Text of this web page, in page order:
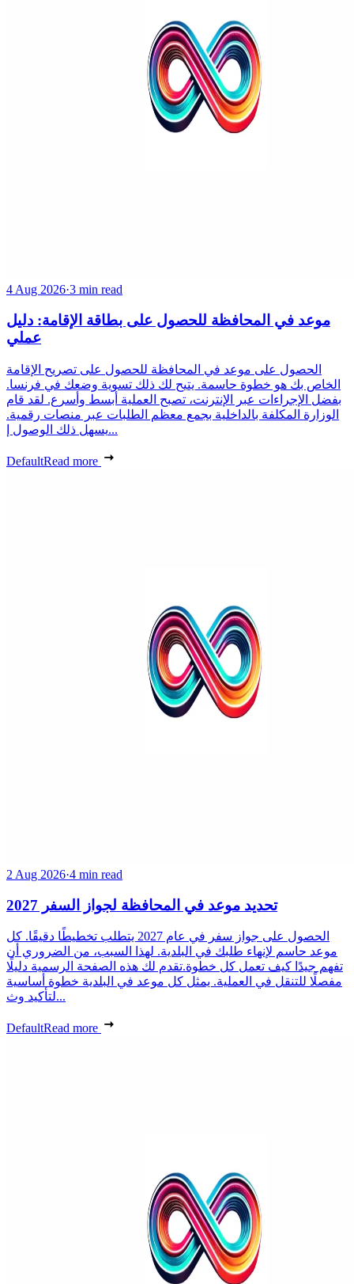
4 Aug 2026·3 min read
موعد في المحافظة للحصول على بطاقة الإقامة: دليل
عملي
الحصول على موعد في المحافظة للحصول على تصريح الإقامة
الخاص بك هو خطوة حاسمة. يتيح لك ذلك تسوية وضعك في فرنسا.
بفضل الإجراءات عبر الإنترنت، تصبح العملية أبسط وأسرع. لقد قام
الوزارة المكلفة بالداخلية بجمع معظم الطلبات عبر منصات رقمية.
يسهل ذلك الوصول إ...
DefaultRead more
2 Aug 2026·4 min read
تحديد موعد في المحافظة لجواز السفر 2027
الحصول على جواز سفر في عام 2027 يتطلب تخطيطًا دقيقًا. كل
موعد حاسم لإنهاء طلبك في البلدية. لهذا السبب، من الضروري أن
تفهم جيدًا كيف تعمل كل خطوة.تقدم لك هذه الصفحة الرسمية دليلًا
مفصلًا للتنقل في العملية. يمثل كل موعد في البلدية خطوة أساسية
لتأكيد وث...
DefaultRead more